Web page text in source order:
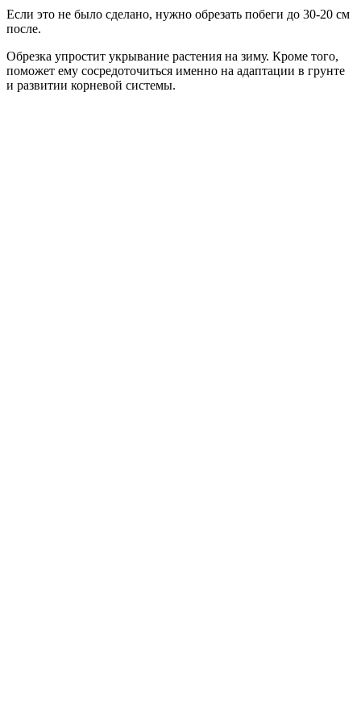
Если это не было сделано, нужно обрезать побеги до 30-20 см
после.
Обрезка упростит укрывание растения на зиму. Кроме того,
поможет ему сосредоточиться именно на адаптации в грунте
и развитии корневой системы.